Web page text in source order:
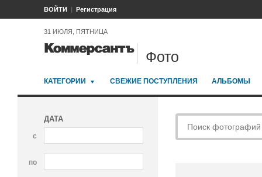
ВОЙТИ Регистрация
31 ИЮЛЯ, ПЯТНИЦА
Фото
КАТЕГОРИИ СВЕЖИЕ ПОСТУПЛЕНИЯ АЛЬБОМЫ
ДАТА
с
по